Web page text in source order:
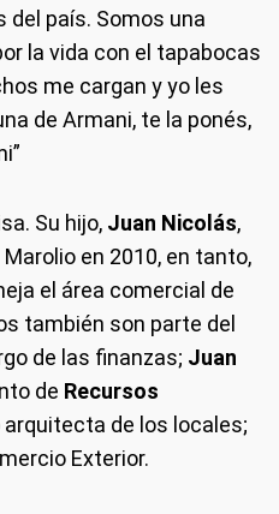
país. Somos una
la vida con el tapabocas
me cargan y yo les
de Armani, te la ponés,
Su hijo, Juan Nicolás,
en 2010, en tanto,
el área comercial de
también son parte del
de las finanzas; Juan
de Recursos
arquitecta de los locales;
Exterior.